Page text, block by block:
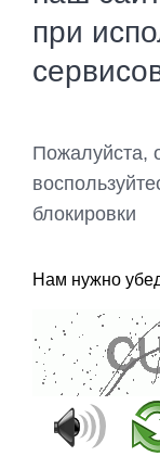
при
Пожалуйста,
блокировки
Нам нужно